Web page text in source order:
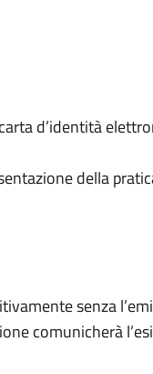
d’identità
della
senza
comunicherà